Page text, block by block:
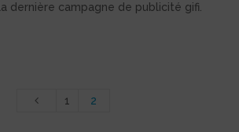
dernière campagne de publicité gifi.
1 2